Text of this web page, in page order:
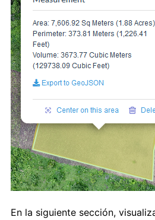
En la siguiente sección,